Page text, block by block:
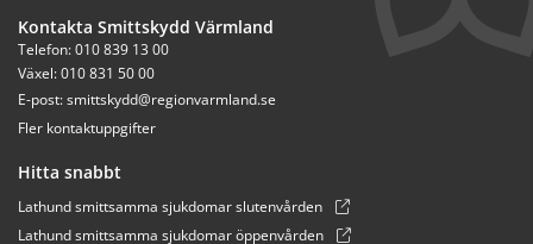
Kontakta Smittskydd Värmland
Telefon: 010 839 13 00
Växel: 010 831 50 00
E-post: smittskydd@regionvarmland.se
Fler kontaktuppgifter
Hitta snabbt
Lathund smittsamma sjukdomar slutenvården
Lathund smittsamma sjukdomar öppenvården